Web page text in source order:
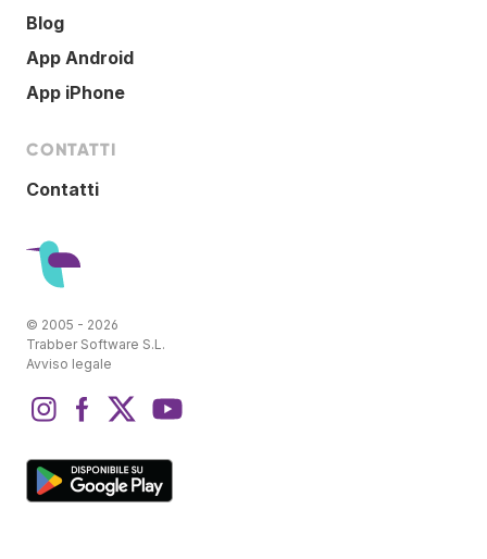
Blog
App Android
App iPhone
CONTATTI
Contatti
© 2005 - 2026
Trabber Software S.L.
Avviso legale